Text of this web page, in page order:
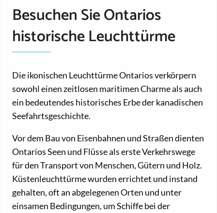
Besuchen Sie Ontarios
historische Leuchttürme
Die ikonischen Leuchttürme Ontarios verkörpern
sowohl einen zeitlosen maritimen Charme als auch
ein bedeutendes historisches Erbe der kanadischen
Seefahrtsgeschichte.
Vor dem Bau von Eisenbahnen und Straßen dienten
Ontarios Seen und Flüsse als erste Verkehrswege
für den Transport von Menschen, Gütern und Holz.
Küstenleuchttürme wurden errichtet und instand
gehalten, oft an abgelegenen Orten und unter
einsamen Bedingungen, um Schiffe bei der